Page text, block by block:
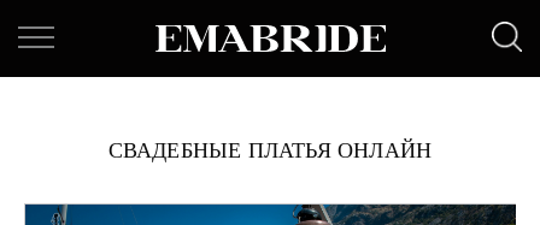
СВАДЕБНЫЕ ПЛАТЬЯ ОНЛАЙН